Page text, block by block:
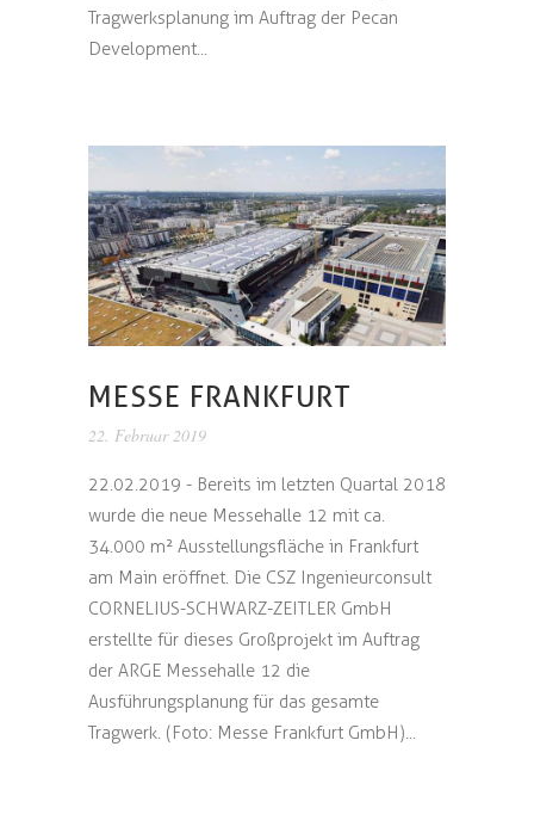
Tragwerksplanung im Auftrag der Pecan
Development...
MESSE FRANKFURT
22. Februar 2019
22.02.2019 - Bereits im letzten Quartal 2018
wurde die neue Messehalle 12 mit ca.
34.000 m² Ausstellungsfläche in Frankfurt
am Main eröffnet. Die CSZ Ingenieurconsult
CORNELIUS-SCHWARZ-ZEITLER GmbH
erstellte für dieses Großprojekt im Auftrag
der ARGE Messehalle 12 die
Ausführungsplanung für das gesamte
Tragwerk. (Foto: Messe Frankfurt GmbH)...